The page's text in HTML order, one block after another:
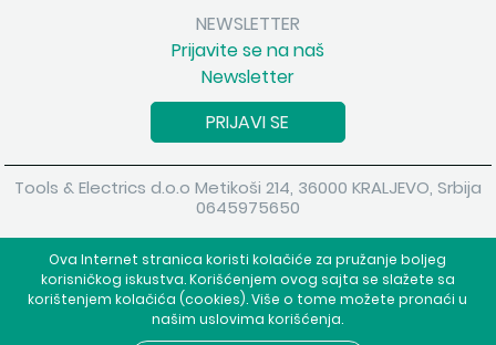
Ova Internet stranica koristi kolačiće za pružanje boljeg
korisničkog iskustva. Korišćenjem ovog sajta se slažete sa
korištenjem kolačića (cookies). Više o tome možete pronaći u
našim uslovima korišćenja.
NEWSLETTER
Prijavite se na naš
Newsletter
PRIJAVI SE
Tools & Electrics d.o.o Metikoši 214, 36000 KRALJEVO, Srbija
0645975650
Powered byshopen.com